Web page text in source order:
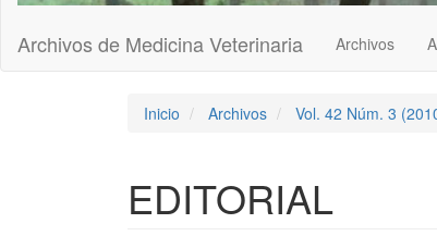
Archivos de Medicina Veterinaria Archivos
Inicio Archivos Vol. 42 Núm. 3
EDITORIAL